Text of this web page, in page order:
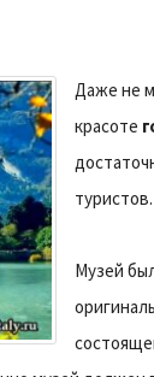
Даже не
красоте
туристов.
Музей